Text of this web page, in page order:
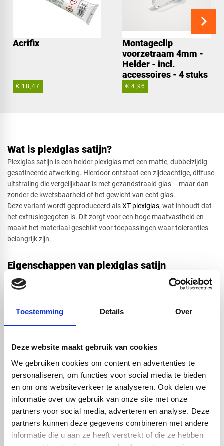
Toestemming Details Over
Deze website maakt gebruik van cookies
We gebruiken cookies om content en advertenties te
personaliseren, om functies voor social media te bieden
en om ons websiteverkeer te analyseren. Ook delen we
informatie over uw gebruik van onze site met onze
partners voor social media, adverteren en analyse. Deze
partners kunnen deze gegevens combineren met andere
informatie die u aan ze heeft verstrekt of die ze hebben
Rechthoek
Ovaal
Vierkant met uitsparing
Acrifix
€ 18,47
Montageclip
voorzetraam 4mm -
Helder - incl.
accessoires - 4 stuks
€ 4,96
Wat is plexiglas satijn?
Plexiglas satijn is een helder plexiglas met een matte, dubbelzijdig
gesatineerde afwerking. Hierdoor ontstaat een zijdeachtige, diffuse
uitstraling die vergelijkbaar is met gezandstraald glas – maar dan
zonder de kwetsbaarheid of het gewicht van echt glas.
Deze variant wordt geproduceerd alsXT plexiglas, wat inhoudt dat
het extrusiegegoten is. Dit zorgt voor een hoge maatvastheid en
maakt het materiaal geschikt voor toepassingen waar toleranties
belangrijk zijn.
Eigenschappen van plexiglas satijn
Plexiglas satijn biedt de bekende voordelen van acrylaat, met een
unieke uitstraling. De belangrijkste eigenschappen:
Matte afwerkingaan beide zijden
Hoge lichtdoorlatendheid, met diffuus effect
Licht van gewichten gemakkelijk te hanteren
Slagvaster dan glas en veiliger bij breuk
Eenvoudig te bewerken(zagen, frezen, boren, buigen)
Dankzij de satijnen structuur worden vingerafdrukken en vlekken
bovendien minder zichtbaar – ideaal voor drukbezochte of visueel
prominente toepassingen.
Plexiglas satijn op maat bestellen
Bij Vos Kunststoffen bestelt u plexiglas satijn eenvoudig op maat. U